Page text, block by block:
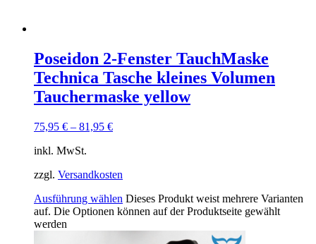
Poseidon 2-Fenster TauchMaske
Technica Tasche kleines Volumen
Tauchermaske yellow
75,95 € – 81,95 €
inkl. MwSt.
zzgl. Versandkosten
Ausführung wählen Dieses Produkt weist mehrere Varianten
auf. Die Optionen können auf der Produktseite gewählt
werden